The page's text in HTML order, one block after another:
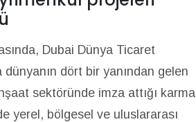
Dubai Dünya Ticaret
dört bir yanından gelen
sektöründe imza attığı karma
yerel, bölgesel ve uluslararası